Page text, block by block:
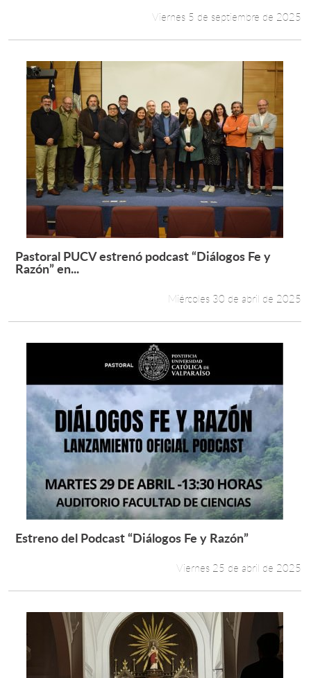
Viernes 5 de septiembre de 2025
Leer más +
Pastoral PUCV estrenó podcast “Diálogos Fe y
Razón” en...
Miércoles 30 de abril de 2025
Leer más +
Estreno del Podcast “Diálogos Fe y Razón”
Viernes 25 de abril de 2025